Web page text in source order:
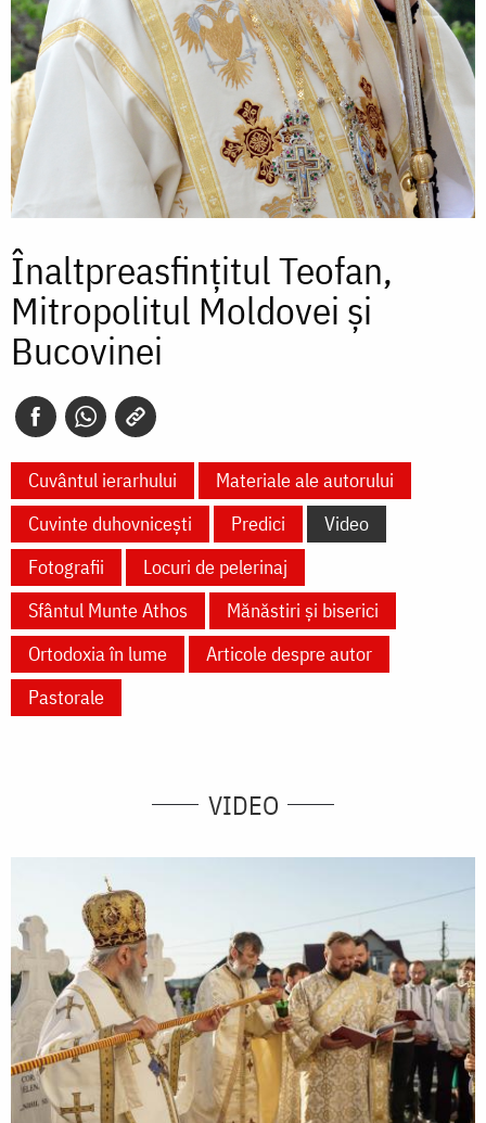
Înaltpreasfințitul Teofan,
Mitropolitul Moldovei și
Bucovinei
Cuvântul ierarhului
Materiale ale autorului
Cuvinte duhovnicești
Predici
Video
Fotografii
Locuri de pelerinaj
Sfântul Munte Athos
Mănăstiri și biserici
Ortodoxia în lume
Articole despre autor
Pastorale
VIDEO